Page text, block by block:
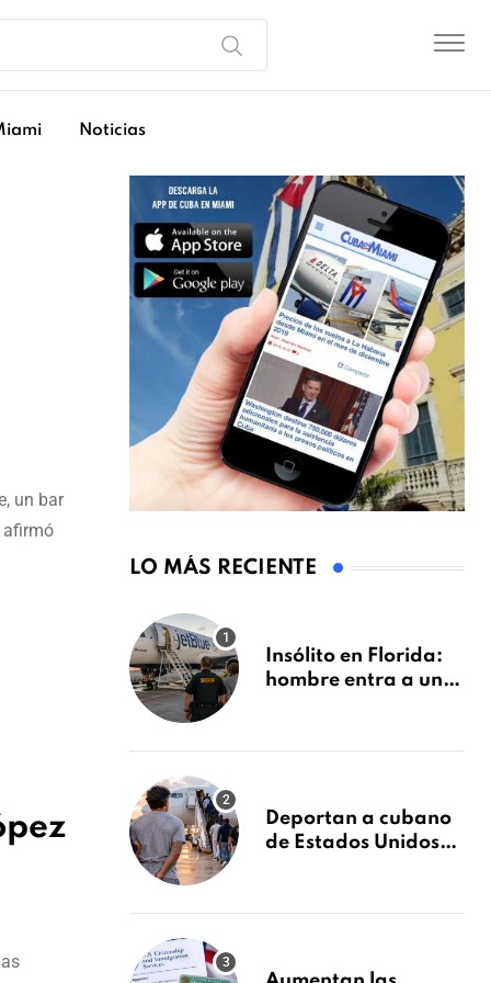
Noticias
un bar
afirmó
LO MÁS RECIENTE
Insólito en Florida:
hombre entra a un
durmiendo dentro
Deportan a cubano
de Estados Unidos
$340,000 y robo de